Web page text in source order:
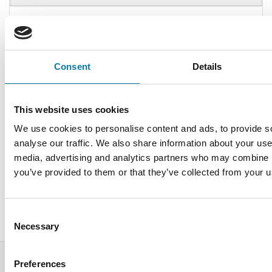
Consent Details
This website uses cookies
We use cookies to personalise content and ads, to provide
analyse our traffic. We also share information about your
media, advertising and analytics partners who may
you’ve provided to them or that they’ve collected from your
Selection
Necessary
Preferences
Alavuden kylät
Ympäristö
Kaavoitus
Tekniset palvelut